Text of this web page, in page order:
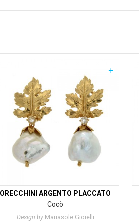
+
ORECCHINI ARGENTO PLACCATO
Cocò
Design byMariasole Gioielli